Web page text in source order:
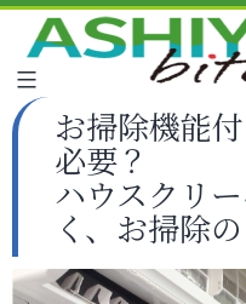
お掃除機能
必要？
ハウスクリ
く、お掃除